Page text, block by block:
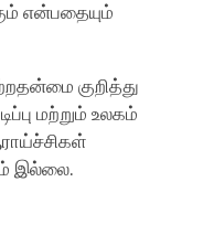
என்பதையும்
குறித்து
மற்றும் உலகம்
இல்லை.